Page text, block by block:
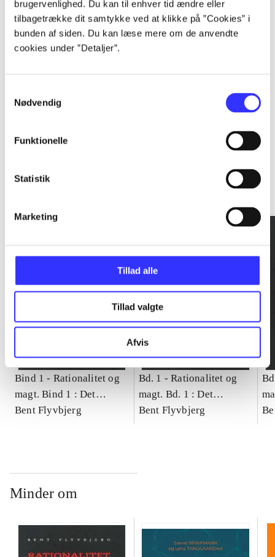
brugervenlighed. Du kan til enhver tid ændre eller
tilbagetrække dit samtykke ved at klikke på ”Cookies” i
bunden af siden. Du kan læse mere om de anvendte
cookies under ”Detaljer”.
Nødvendig
Funktionelle
Statistik
Marketing
Tillad alle
Tillad valgte
Afvis
...
Bind 1 - Rationalitet og
magt. Bind 1 : Det
konkretes videnskab
Bent Flyvbjerg
Bd. 1 -Rationalitet og
magt. Bd. 1 : Det
konkretes videnskab
Bent Flyvbjerg
Minder om